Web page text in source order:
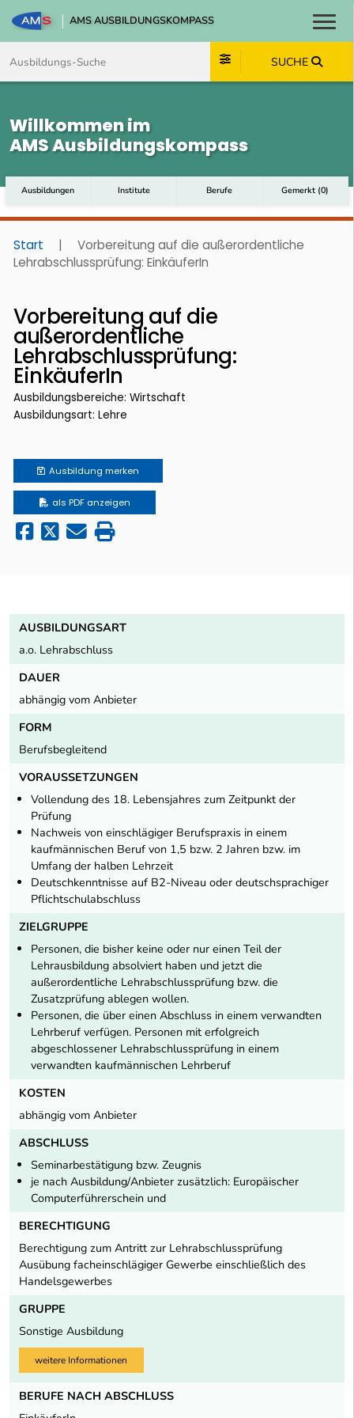
AMS AUSBILDUNGSKOMPASS
SUCHE
Willkommen im
AMS Ausbildungskompass
Ausbildungen Institute Berufe Gemerkt (0)
Start |
Vorbereitung auf die außerordentliche
Lehrabschlussprüfung: EinkäuferIn
Vorbereitung auf die
außerordentliche
Lehrabschlussprüfung:
EinkäuferIn
Ausbildungsbereiche: Wirtschaft
Ausbildungsart: Lehre
Ausbildung merken
als PDF anzeigen
AUSBILDUNGSART
a.o. Lehrabschluss
DAUER
abhängig vom Anbieter
FORM
Berufsbegleitend
VORAUSSETZUNGEN
Vollendung des 18. Lebensjahres zum Zeitpunkt der
Prüfung
Nachweis von einschlägiger Berufspraxis in einem
kaufmännischen Beruf von 1,5 bzw. 2 Jahren bzw. im
Umfang der halben Lehrzeit
Deutschkenntnisse auf B2-Niveau oder deutschsprachiger
Pflichtschulabschluss
ZIELGRUPPE
Personen, die bisher keine oder nur einen Teil der
Lehrausbildung absolviert haben und jetzt die
außerordentliche Lehrabschlussprüfung bzw. die
Zusatzprüfung ablegen wollen.
Personen, die über einen Abschluss in einem verwandten
Lehrberuf verfügen. Personen mit erfolgreich
abgeschlossener Lehrabschlussprüfung in einem
verwandten kaufmännischen Lehrberuf
KOSTEN
abhängig vom Anbieter
ABSCHLUSS
Seminarbestätigung bzw. Zeugnis
je nach Ausbildung/Anbieter zusätzlich: Europäischer
Computerführerschein und
BERECHTIGUNG
Berechtigung zum Antritt zur Lehrabschlussprüfung
Ausübung facheinschlägiger Gewerbe einschließlich des
Handelsgewerbes
GRUPPE
Sonstige Ausbildung
weitere Informationen
BERUFE NACH ABSCHLUSS